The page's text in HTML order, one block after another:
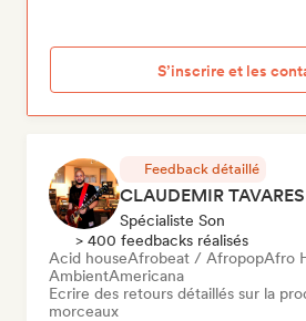
S’inscrire et les
Feedback détaillé
CLAUDEMIR TAVARES
Spécialiste Son
> 400 feedbacks réalisés
Acid houseAfrobeat / AfropopAfro
AmbientAmericana
Ecrire des retours détaillés sur la
morceaux